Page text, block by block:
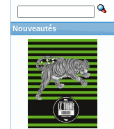
Nouveautés